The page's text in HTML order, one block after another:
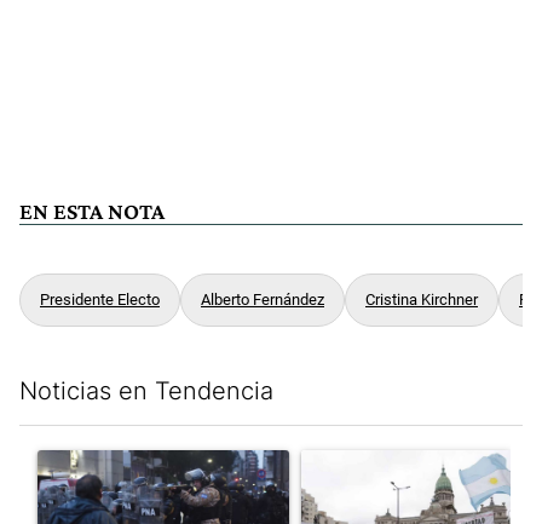
EN ESTA NOTA
Presidente Electo Alberto Fernández Cristina Kirchner
Noticias en Tendencia
Un artículo de tendencia con el título "La tensión frente al
Un artículo de tendencia